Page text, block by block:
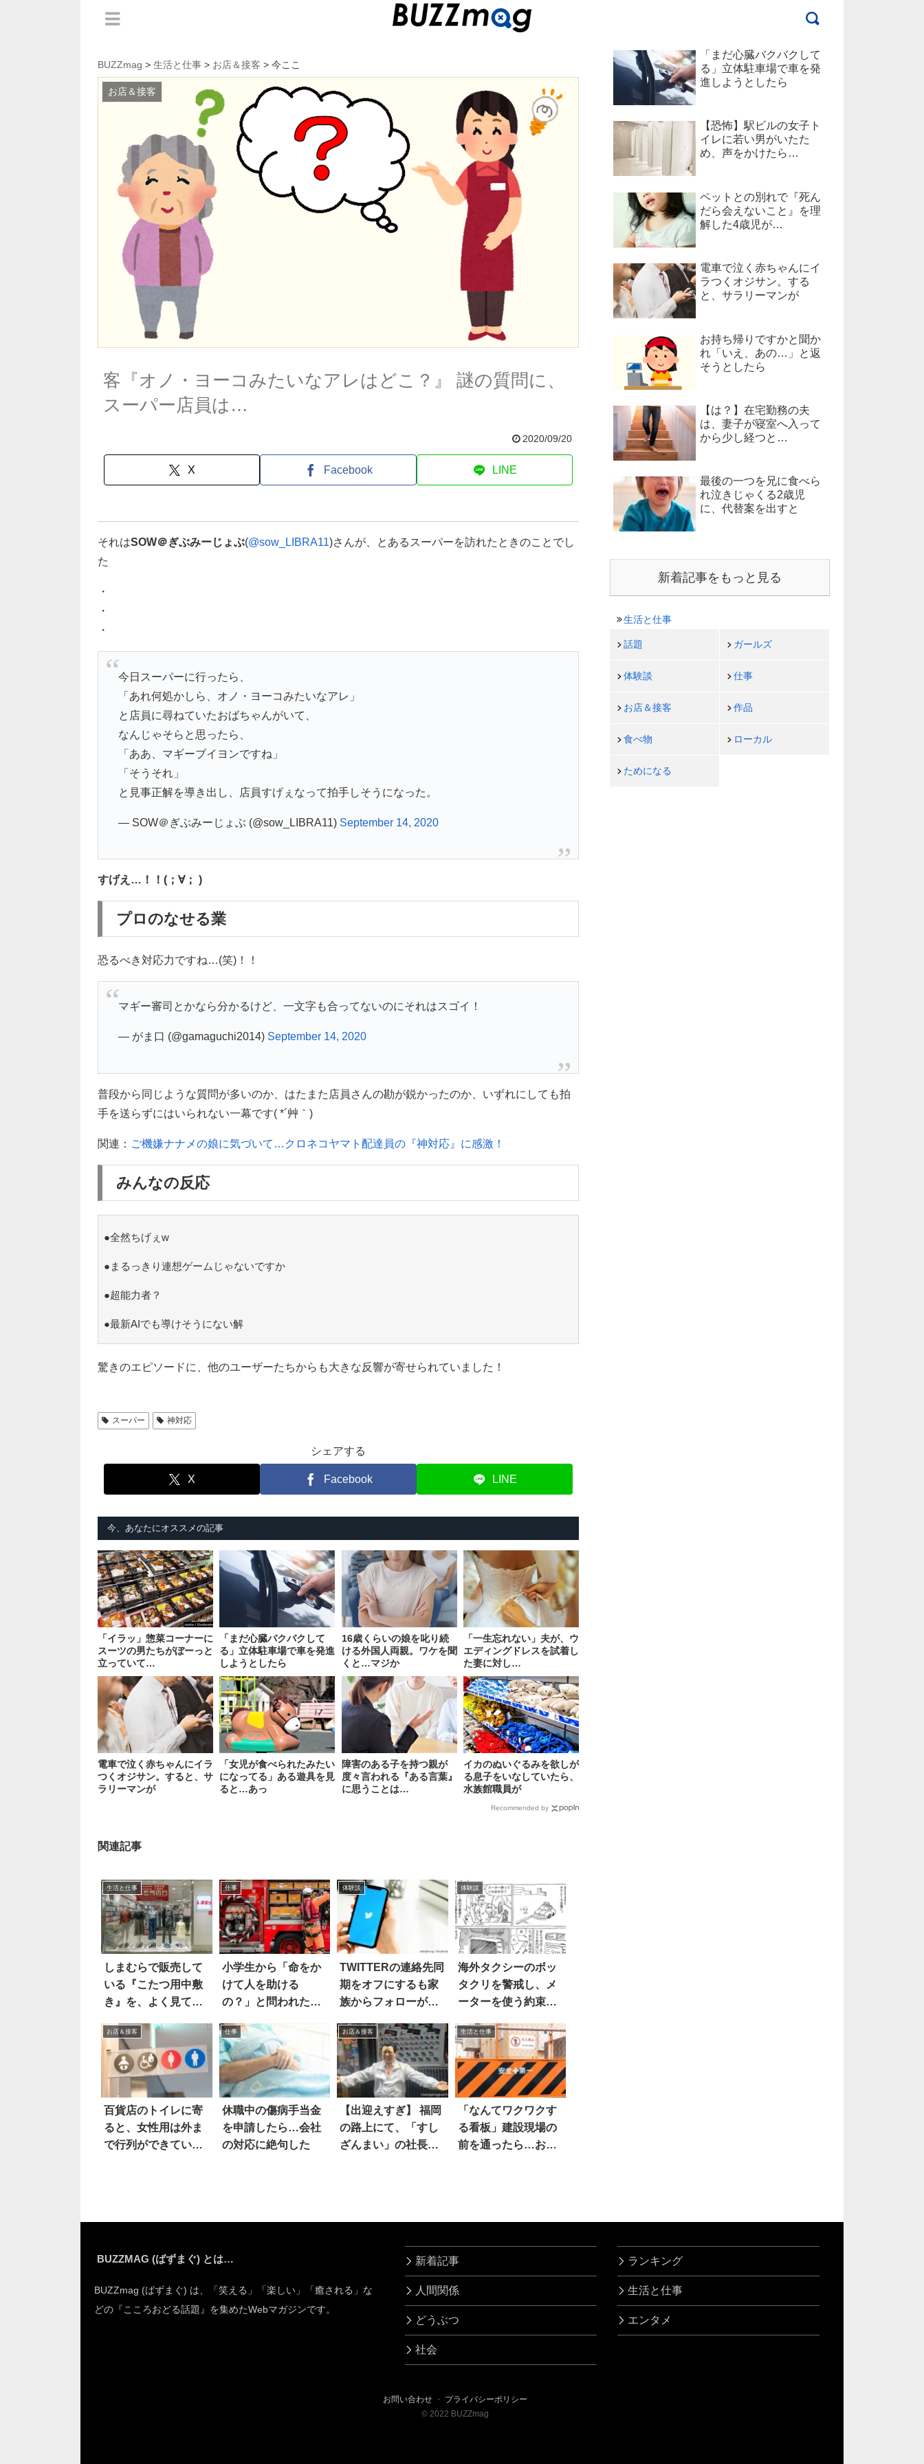
BUZZmag > 生活と仕事 > お店＆接客 > 今ここ
お店＆接客
客『オノ・ヨーコみたいなアレはどこ？』 謎の質問に、
スーパー店員は…
2020/09/20
X Facebook LINE
それはSOW＠ぎぶみーじょぶ(@sow_LIBRA11)さんが、とあるスーパーを訪れたときのことでし
た
・
・
・
今日スーパーに行ったら、
「あれ何処かしら、オノ・ヨーコみたいなアレ」
と店員に尋ねていたおばちゃんがいて、
なんじゃそらと思ったら、
「ああ、マギーブイヨンですね」
「そうそれ」
と見事正解を導き出し、店員すげぇなって拍手しそうになった。
— SOW＠ぎぶみーじょぶ (@sow_LIBRA11) September 14, 2020
すげえ…！！(；∀； )
プロのなせる業
恐るべき対応力ですね…(笑)！！
マギー審司とかなら分かるけど、一文字も合ってないのにそれはスゴイ！
— がま口 (@gamaguchi2014) September 14, 2020
普段から同じような質問が多いのか、はたまた店員さんの勘が鋭かったのか、いずれにしても拍
手を送らずにはいられない一幕です( *´艸｀)
関連： ご機嫌ナナメの娘に気づいて…クロネコヤマト配達員の『神対応』に感激！
みんなの反応
●全然ちげぇw
●まるっきり連想ゲームじゃないですか
●超能力者？
●最新AIでも導けそうにない解
驚きのエピソードに、他のユーザーたちからも大きな反響が寄せられていました！
スーパー 神対応
シェアする
X Facebook LINE
今、あなたにオススメの記事
「イラッ」惣菜コーナーに
スーツの男たちがぼーっと
立っていて…
「まだ心臓バクバクして
る」立体駐車場で車を発進
しようとしたら
16歳くらいの娘を叱り続
ける外国人両親。ワケを聞
くと…マジか
「一生忘れない」夫が、ウ
エディングドレスを試着し
た妻に対し…
電車で泣く赤ちゃんにイラ
つくオジサン。すると、サ
ラリーマンが
「女児が食べられたみたい
になってる」ある遊具を見
ると…あっ
障害のある子を持つ親が
度々言われる『ある言葉』
に思うことは…
イカのぬいぐるみを欲しが
る息子をいなしていたら、
水族館職員が
Recommended by
関連記事
生活と仕事
しまむらで販売して
いる『こたつ用中敷
き』を、よく見てみ
仕事
小学生から「命をか
けて人を助ける
の？」と問われた消
体験談
TWITTERの連絡先同
期をオフにするも家
族からフォローが。
体験談
海外タクシーのボッ
タクリを警戒し、メ
ーターを使う約束で
お店＆接客
百貨店のトイレに寄
ると、女性用は外ま
で行列ができてい
仕事
休職中の傷病手当金
を申請したら…会社
の対応に絶句した
お店＆接客
【出迎えすぎ】 福岡
の路上にて、「すし
ざんまい」の社長が
生活と仕事
「なんてワクワクす
る看板」建設現場の
前を通ったら…おお
「まだ心臓バクバクして
る」立体駐車場で車を発
進しようとしたら
【恐怖】駅ビルの女子ト
イレに若い男がいたた
め、声をかけたら…
ペットとの別れで『死ん
だら会えないこと』を理
解した4歳児が…
電車で泣く赤ちゃんにイ
ラつくオジサン。する
と、サラリーマンが
お持ち帰りですかと聞か
れ「いえ、あの…」と返
そうとしたら
【は？】在宅勤務の夫
は、妻子が寝室へ入って
から少し経つと…
最後の一つを兄に食べら
れ泣きじゃくる2歳児
に、代替案を出すと
新着記事をもっと見る
生活と仕事
話題 ガールズ
体験談 仕事
お店＆接客 作品
食べ物 ローカル
ためになる
BUZZMAG (ばずまぐ) とは…
BUZZmag (ばずまぐ) は、「笑える」「楽しい」「癒される」な
どの『こころおどる話題』を集めたWebマガジンです。
新着記事
人間関係
どうぶつ
社会
ランキング
生活と仕事
エンタメ
お問い合わせ ・ プライバシーポリシー
© 2022 BUZZmag